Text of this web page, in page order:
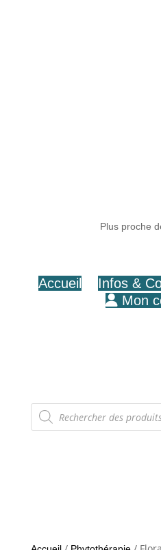
Plus proche
Accueil Infos &
Mon
Recherche
de
produits